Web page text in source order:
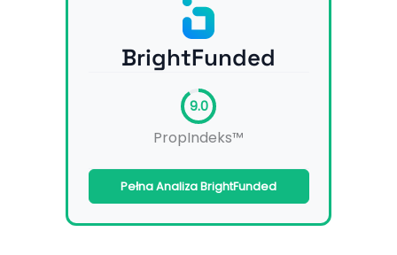
BrightFunded
9.0
PropIndeks™
Pełna Analiza BrightFunded